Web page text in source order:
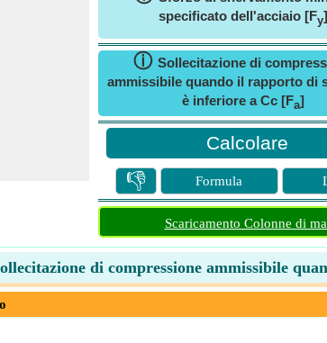
specificato dell'acciaio [Fy]
ⓘ Sollecitazione di
ammissibile quando il rapporto di
è inferiore a Cc [Fa]
👎 Formula
Scaricamento Colonne di
di compressione ammissibile